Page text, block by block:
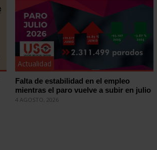
Actualidad
Falta de estabilidad en el empleo
mientras el paro vuelve a subir en julio
4 AGOSTO, 2026